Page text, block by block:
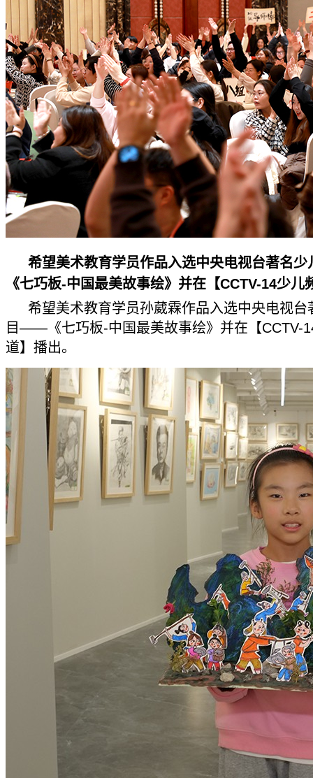
希望美术教育学员作品入选中央电视台著名
《七巧板-中国最美故事绘》并在【CCTV-14少儿
希望美术教育学员孙葳霖作品入选中央电视台
目——《七巧板-中国最美故事绘》并在【CCTV-
道】播出。